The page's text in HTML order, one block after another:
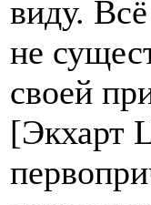
виду.
не
своей
[Экхарт